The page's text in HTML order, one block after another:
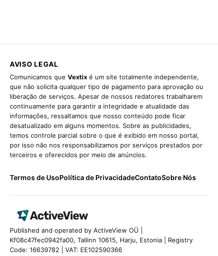
AVISO LEGAL
Comunicamos que Vextix é um site totalmente independente,
que não solicita qualquer tipo de pagamento para aprovação ou
liberação de serviços. Apesar de nossos redatores trabalharem
continuamente para garantir a integridade e atualidade das
informações, ressaltamos que nosso conteúdo pode ficar
desatualizado em alguns momentos. Sobre as publicidades,
temos controle parcial sobre o que é exibido em nosso portal,
por isso não nos responsabilizamos por serviços prestados por
terceiros e oferecidos por meio de anúncios.
Termos de UsoPolítica de PrivacidadeContatoSobre Nós
Published and operated by ActiveView OÜ |
Kf08c47fec0942fa00, Tallinn 10615, Harju, Estonia | Registry
Code: 16639782 | VAT: EE102590366